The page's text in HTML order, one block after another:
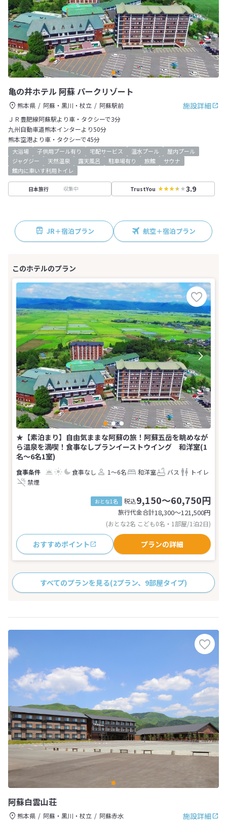
亀の井ホテル 阿蘇 パークリゾート
施設詳細
熊本県 阿蘇・黒川・杖立
阿蘇駅前
ＪＲ豊肥線阿蘇駅より車・タクシーで3分
九州自動車道熊本インターより50分
熊本空港より車・タクシーで45分
大浴場 子供用プール有り 宅配サービス 温水プール
屋内プール
ジャグジー
天然温泉 露天風呂 駐車場有り 旅館
サウナ
館内に車いす利用トイレ
日本旅行 収集中 TrustYou 3.9
JR＋宿泊プラン 航空＋宿泊プラン
★【素泊まり】自由気ままな阿蘇の旅！阿蘇五岳を眺めなが
ら温泉を満喫！食事なしプランイーストウイング 和洋室(1
名～6名1室)
食事なし 1～6名 和洋室 バス
トイレ
禁煙
おとな1名 税込9,150～60,750円
旅行代金合計18,300〜121,500円
(おとな2名 こども0名・1部屋/1泊2日)
おすすめポイント プランの詳細
すべてのプランを見る(2プラン、9部屋タイプ)
阿蘇白雲山荘
施設詳細
熊本県 阿蘇・黒川・杖立
阿蘇赤水